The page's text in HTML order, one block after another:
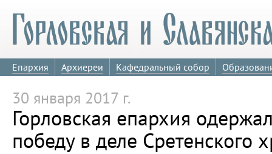
Епархия Архиереи Кафедральный собор
30 января 2017 г.
Горловская епархия
победу в деле Сретенского